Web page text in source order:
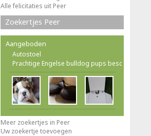
Alle felicitaties uit Peer
Zoekertjes Peer
Aangeboden
Autostoel
Prachtige Engelse bulldog pups besc
Meer zoekertjes in Peer
Uw zoekertje toevoegen